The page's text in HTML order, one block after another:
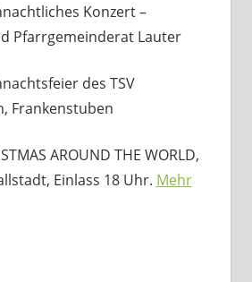
Konzert –
Pfarrgemeinderat Lauter
des TSV
Frankenstuben
AROUND THE WORLD,
Einlass 18 Uhr. Mehr